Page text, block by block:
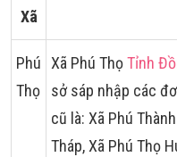
Xã
Phú
Thọ
Xã Phú ThọTỉnh
sở sáp nhập các
cũ là: Xã Phú
Tháp, Xã Phú Thọ